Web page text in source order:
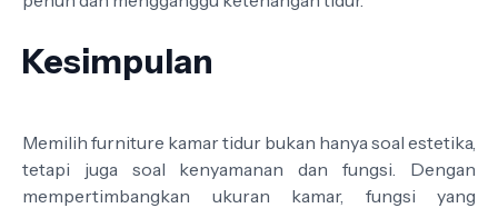
Kesimpulan
Memilih furniture kamar tidur bukan hanya soal estetika,
tetapi juga soal kenyamanan dan fungsi. Dengan
mempertimbangkan ukuran kamar, fungsi yang